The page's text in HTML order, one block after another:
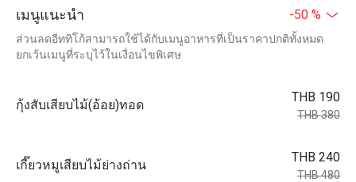
เมนูแนะนำ -50 %
ส่วนลดอีททิโก้สามารถใช้ได้กับเมนูอาหารที่เป็นราคาปกติทั้งหมด
ยกเว้นเมนูที่ระบุไว้ในเงื่อนไขพิเศษ
กุ้งสับเสียบไม้(อ้อย)ทอด
THB 190
THB 380
เกี๊ยวหมูเสียบไม้ย่างถ่าน
THB 240
THB 480